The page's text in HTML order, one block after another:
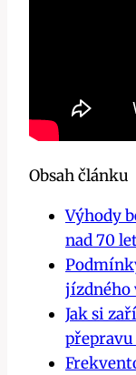
Obsah článku
Výhody
nad 70
jízdného
Jak si